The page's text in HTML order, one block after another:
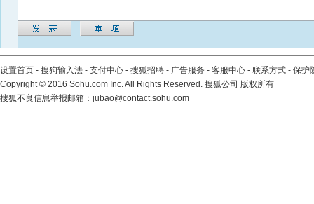
设置首页 - 搜狗输入法 - 支付中心 - 搜狐招聘 - 广告服务 - 客服中心 - 联系方式 - 保护
Copyright© 2016 Sohu.com Inc. All Rights Reserved. 搜狐公司 版权所有
搜狐不良信息举报邮箱： jubao@contact.sohu.com